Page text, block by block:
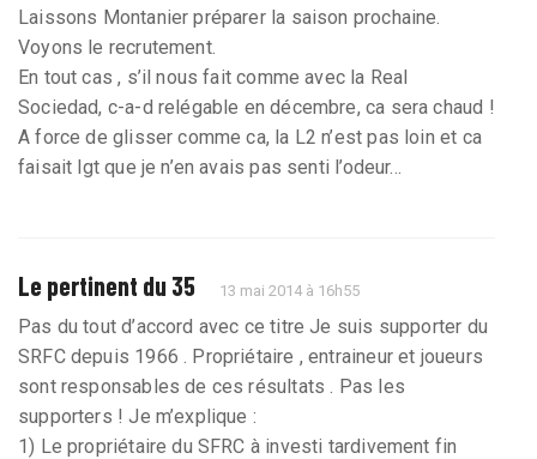
Laissons Montanier préparer la saison prochaine.
Voyons le recrutement.
En tout cas , s’il nous fait comme avec la Real
Sociedad, c-a-d relégable en décembre, ca sera chaud !
A force de glisser comme ca, la L2 n’est pas loin et ca
faisait lgt que je n’en avais pas senti l’odeur...
Le pertinent du 35 13 mai 2014 à 16h55
Pas du tout d’accord avec ce titre Je suis supporter du
SRFC depuis 1966 . Propriétaire , entraineur et joueurs
sont responsables de ces résultats . Pas les
supporters ! Je m’explique :
1) Le propriétaire du SFRC à investi tardivement fin